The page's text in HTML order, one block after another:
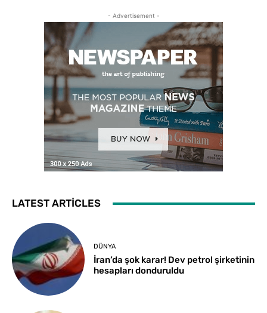
- Advertisement -
LATEST ARTICLES
DÜNYA
İran’da şok karar! Dev petrol şirketinin
hesapları donduruldu